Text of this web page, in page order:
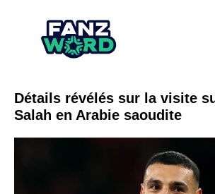
Détails révélés sur la visite
Salah en Arabie saoudite